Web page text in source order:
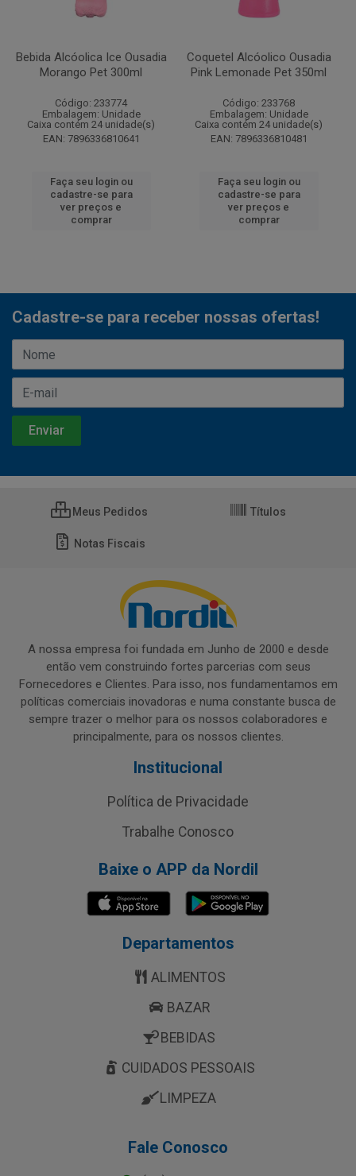
Bebida Alcóolica Ice Ousadia
Morango Pet 300ml
Código: 233774
Embalagem: Unidade
Caixa contém 24 unidade(s)
EAN: 7896336810641
Faça seu login ou
cadastre-se para
ver preços e
comprar
Coquetel Alcóolico Ousadia
Pink Lemonade Pet 350ml
Código: 233768
Embalagem: Unidade
Caixa contém 24 unidade(s)
EAN: 7896336810481
Faça seu login ou
cadastre-se para
ver preços e
comprar
Cadastre-se para receber nossas ofertas!
Meus Pedidos Títulos
Notas Fiscais
A nossa empresa foi fundada em Junho de 2000 e desde
então vem construindo fortes parcerias com seus
Fornecedores e Clientes. Para isso, nos fundamentamos em
políticas comerciais inovadoras e numa constante busca de
sempre trazer o melhor para os nossos colaboradores e
principalmente, para os nossos clientes.
Institucional
Política de Privacidade
Trabalhe Conosco
Baixe o APP da Nordil
Departamentos
ALIMENTOS
BAZAR
BEBIDAS
CUIDADOS PESSOAIS
LIMPEZA
Fale Conosco